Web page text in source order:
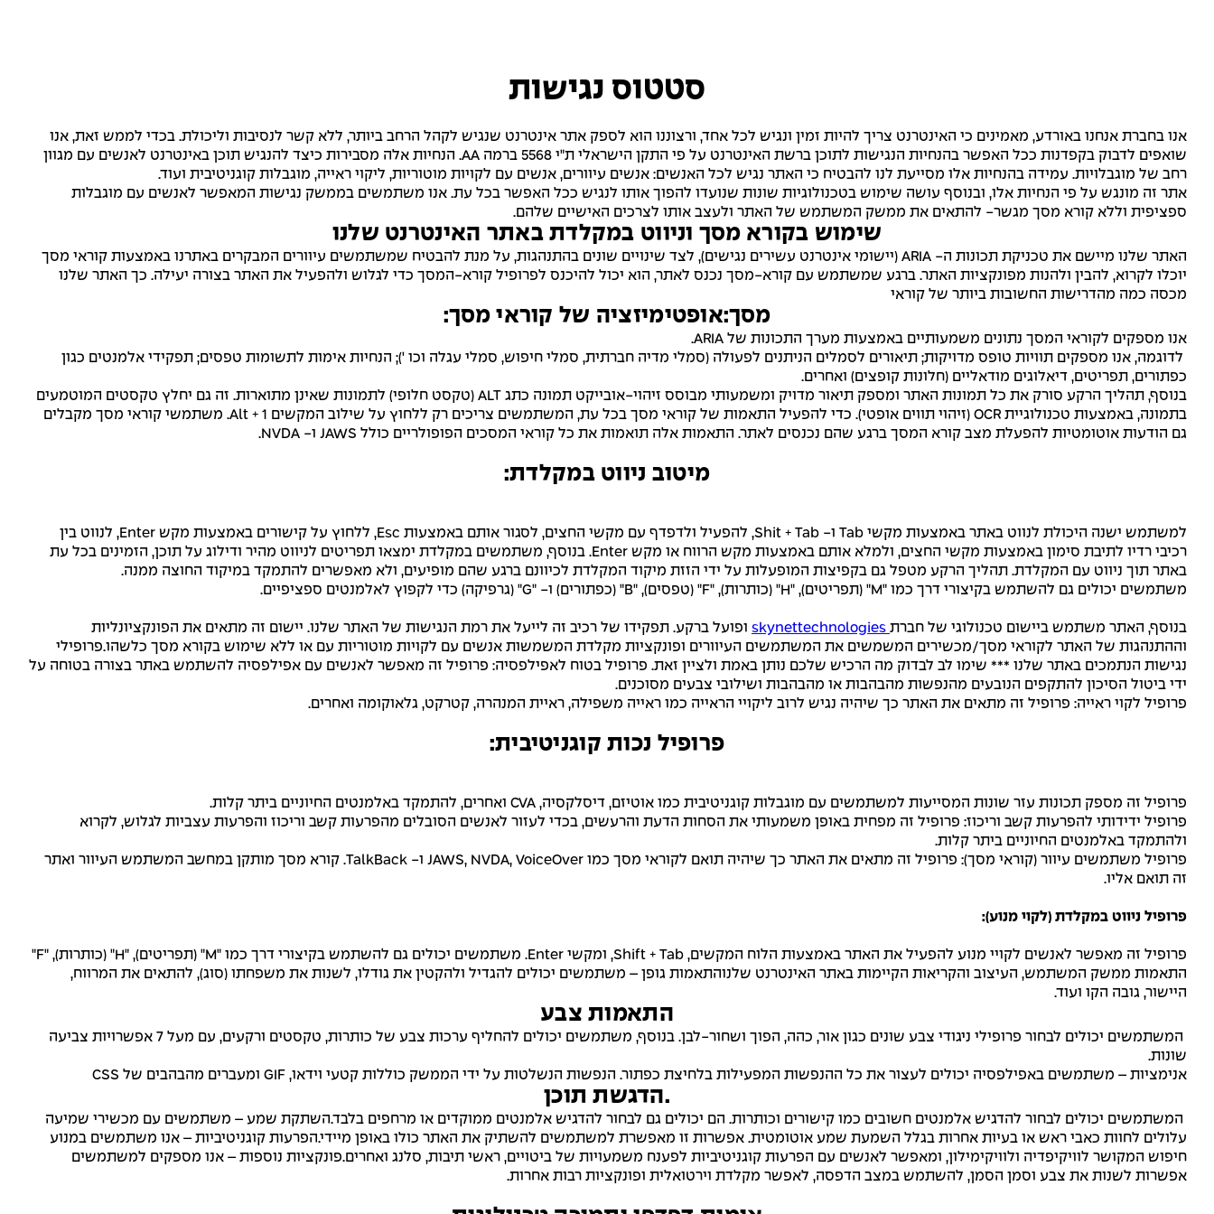
סטטוס נגישות
אנו בחברת אנחנו באורדע, מאמינים כי האינטרנט צריך להיות זמין ונגיש לכל אחד, ורצוננו הוא לספק אתר אינטרנט שנגיש לקהל הרחב ביותר, ללא קשר לנסיבות וליכולת. בכדי לממש זאת, אנו
שואפים לדבוק בקפדנות ככל האפשר בהנחיות הנגישות לתוכן ברשת האינטרנט על פי התקן הישראלי ת"י 5568 ברמה AA. הנחיות אלה מסבירות כיצד להנגיש תוכן באינטרנט לאנשים עם מגוון
רחב של מוגבלויות. עמידה בהנחיות אלו מסייעת לנו להבטיח כי האתר נגיש לכל האנשים: אנשים עיוורים, אנשים עם לקויות מוטוריות, ליקוי ראייה, מוגבלות קוגניטיבית ועוד.
אתר זה מונגש על פי הנחיות אלו, ובנוסף עושה שימוש בטכנולוגיות שונות שנועדו להפוך אותו לנגיש ככל האפשר בכל עת. אנו משתמשים בממשק נגישות המאפשר לאנשים עם מוגבלות
ספציפית וללא קורא מסך מגשר- להתאים את ממשק המשתמש של האתר ולעצב אותו לצרכים האישיים שלהם.
שימוש בקורא מסך וניווט במקלדת באתר האינטרנט שלנו
האתר שלנו מיישם את טכניקת תכונות ה- ARIA (יישומי אינטרנט עשירים נגישים), לצד שינויים שונים בהתנהגות, על מנת להבטיח שמשתמשים עיוורים המבקרים באתרנו באמצעות קוראי מסך
יוכלו לקרוא, להבין ולהנות מפונקציות האתר. ברגע שמשתמש עם קורא-מסך נכנס לאתר, הוא יכול להיכנס לפרופיל קורא-המסך כדי לגלוש ולהפעיל את האתר בצורה יעילה. כך האתר שלנו
מכסה כמה מהדרישות החשובות ביותר של קוראי
מסך:אופטימיזציה של קוראי מסך:
אנו מספקים לקוראי המסך נתונים משמעותיים באמצעות מערך התכונות של ARIA.
לדוגמה, אנו מספקים תוויות טופס מדויקות; תיאורים לסמלים הניתנים לפעולה (סמלי מדיה חברתית, סמלי חיפוש, סמלי עגלה וכו '); הנחיות אימות לתשומות טפסים; תפקידי אלמנטים כגון
כפתורים, תפריטים, דיאלוגים מודאליים (חלונות קופצים) ואחרים.
בנוסף, תהליך הרקע סורק את כל תמונות האתר ומספק תיאור מדויק ומשמעותי מבוסס זיהוי-אובייקט תמונה כתג ALT (טקסט חלופי) לתמונות שאינן מתוארות. זה גם יחלץ טקסטים המוטמעים
בתמונה, באמצעות טכנולוגיית OCR (זיהוי תווים אופטי). כדי להפעיל התאמות של קוראי מסך בכל עת, המשתמשים צריכים רק ללחוץ על שילוב המקשים Alt + 1. משתמשי קוראי מסך מקבלים
גם הודעות אוטומטיות להפעלת מצב קורא המסך ברגע שהם נכנסים לאתר. התאמות אלה תואמות את כל קוראי המסכים הפופולריים כולל JAWS ו- NVDA.
מיטוב ניווט במקלדת:
למשתמש ישנה היכולת לנווט באתר באמצעות מקשי Tab ו- Shit + Tab, להפעיל ולדפדף עם מקשי החצים, לסגור אותם באמצעות Esc, ללחוץ על קישורים באמצעות מקש Enter, לנווט בין
רכיבי רדיו לתיבת סימון באמצעות מקשי החצים, ולמלא אותם באמצעות מקש הרווח או מקש Enter. בנוסף, משתמשים במקלדת ימצאו תפריטים לניווט מהיר ודילוג על תוכן, הזמינים בכל עת
באתר תוך ניווט עם המקלדת. תהליך הרקע מטפל גם בקפיצות המופעלות על ידי הזזת מיקוד המקלדת לכיוונם ברגע שהם מופיעים, ולא מאפשרים להתמקד במיקוד החוצה ממנה.
משתמשים יכולים גם להשתמש בקיצורי דרך כמו "M" (תפריטים), "H" (כותרות), "F" (טפסים), "B" (כפתורים) ו- "G" (גרפיקה) כדי לקפוץ לאלמנטים ספציפיים.
בנוסף, האתר משתמש ביישום טכנולוגי של חברת
ופועל ברקע. תפקידו של רכיב זה לייעל את רמת הנגישות של האתר שלנו. יישום זה מתאים את הפונקציונליות
וההתנהגות של האתר לקוראי מסך/מכשירים המשמשים את המשתמשים העיוורים ופונקציות מקלדת המשמשות אנשים עם לקויות מוטוריות עם או ללא שימוש בקורא מסך כלשהו.פרופילי
נגישות הנתמכים באתר שלנו *** שימו לב לבדוק מה הרכיש שלכם נותן באמת ולציין זאת. פרופיל בטוח לאפילפסיה: פרופיל זה מאפשר לאנשים עם אפילפסיה להשתמש באתר בצורה בטוחה על
ידי ביטול הסיכון להתקפים הנובעים מהנפשות מהבהבות או מהבהבות ושילובי צבעים מסוכנים.
פרופיל לקוי ראייה: פרופיל זה מתאים את האתר כך שיהיה נגיש לרוב ליקויי הראייה כמו ראייה משפילה, ראיית המנהרה, קטרקט, גלאוקומה ואחרים.
פרופיל נכות קוגניטיבית:
פרופיל זה מספק תכונות עזר שונות המסייעות למשתמשים עם מוגבלות קוגניטיבית כמו אוטיזם, דיסלקסיה, CVA ואחרים, להתמקד באלמנטים החיוניים ביתר קלות.
פרופיל ידידותי להפרעות קשב וריכוז: פרופיל זה מפחית באופן משמעותי את הסחות הדעת והרעשים, בכדי לעזור לאנשים הסובלים מהפרעות קשב וריכוז והפרעות עצביות לגלוש, לקרוא
ולהתמקד באלמנטים החיוניים ביתר קלות.
פרופיל משתמשים עיוור (קוראי מסך): פרופיל זה מתאים את האתר כך שיהיה תואם לקוראי מסך כמו JAWS, NVDA, VoiceOver ו- TalkBack. קורא מסך מותקן במחשב המשתמש העיוור ואתר
זה תואם אליו.
פרופיל ניווט במקלדת (לקוי מנוע):
פרופיל זה מאפשר לאנשים לקויי מנוע להפעיל את האתר באמצעות הלוח המקשים, Shift + Tab, ומקשי Enter. משתמשים יכולים גם להשתמש בקיצורי דרך כמו "M" (תפריטים), "H" (כותרות), "F"
התאמות ממשק המשתמש, העיצוב והקריאות הקיימות באתר האינטרנט שלנוהתאמות גופן – משתמשים יכולים להגדיל ולהקטין את גודלו, לשנות את משפחתו (סוג), להתאים את המרווח,
היישור, גובה הקו ועוד.
התאמות צבע
המשתמשים יכולים לבחור פרופילי ניגודי צבע שונים כגון אור, כהה, הפוך ושחור-לבן. בנוסף, משתמשים יכולים להחליף ערכות צבע של כותרות, טקסטים ורקעים, עם מעל 7 אפשרויות צביעה
שונות.
אנימציות – משתמשים באפילפסיה יכולים לעצור את כל ההנפשות המפעילות בלחיצת כפתור. הנפשות הנשלטות על ידי הממשק כוללות קטעי וידאו, GIF ומעברים מהבהבים של CSS
.הדגשת תוכן
המשתמשים יכולים לבחור להדגיש אלמנטים חשובים כמו קישורים וכותרות. הם יכולים גם לבחור להדגיש אלמנטים ממוקדים או מרחפים בלבד.השתקת שמע – משתמשים עם מכשירי שמיעה
עלולים לחוות כאבי ראש או בעיות אחרות בגלל השמעת שמע אוטומטית. אפשרות זו מאפשרת למשתמשים להשתיק את האתר כולו באופן מיידי.הפרעות קוגניטיביות – אנו משתמשים במנוע
חיפוש המקושר לוויקיפדיה ולוויקימילון, ומאפשר לאנשים עם הפרעות קוגניטיביות לפענח משמעויות של ביטויים, ראשי תיבות, סלנג ואחרים.פונקציות נוספות – אנו מספקים למשתמשים
אפשרות לשנות את צבע וסמן הסמן, להשתמש במצב הדפסה, לאפשר מקלדת וירטואלית ופונקציות רבות אחרות.